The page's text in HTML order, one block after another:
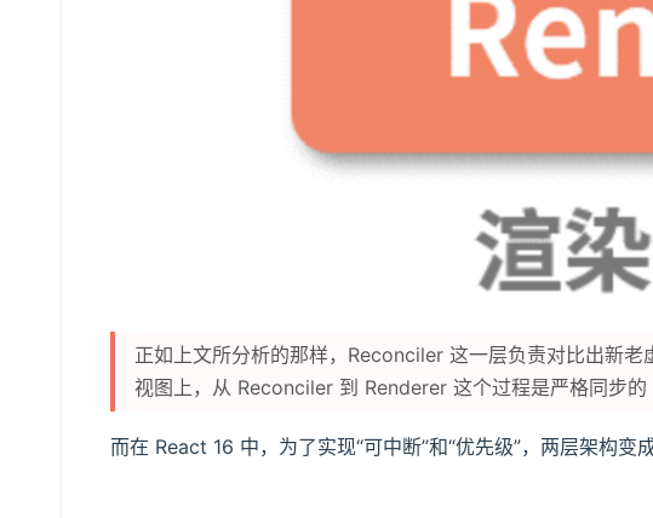
正如上文所分析的那样，Reconciler 这一层负责对比出新
视图上，从 Reconciler 到 Renderer 这个过程是严格同步的
而在 React 16 中，为了实现“可中断”和“优先级”，两层架构变